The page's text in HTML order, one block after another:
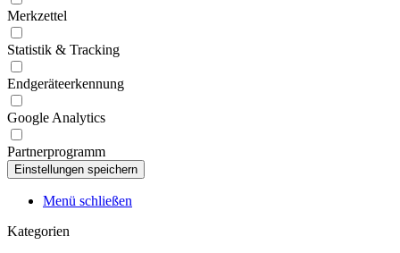
Merkzettel
Statistik & Tracking
Endgeräteerkennung
Google Analytics
Partnerprogramm
Menü schließen
Kategorien